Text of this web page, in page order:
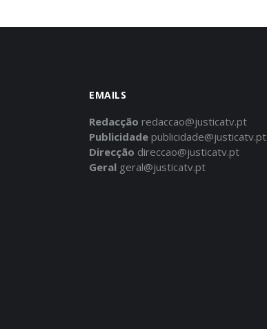
EMAILS
Redacção redaccao@justicatv.pt
Publicidade publicidade@justicatv.pt
Direcção direccao@justicatv.pt
Geral geral@justicatv.pt